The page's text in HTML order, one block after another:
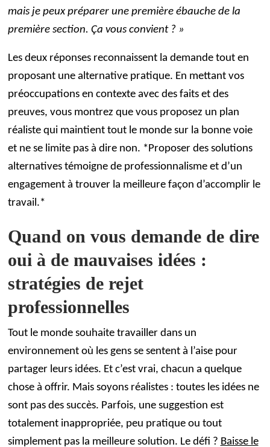
mais je peux préparer une première ébauche de la
première section. Ça vous convient ? »
Les deux réponses reconnaissent la demande tout en
proposant une alternative pratique. En mettant vos
préoccupations en contexte avec des faits et des
preuves, vous montrez que vous proposez un plan
réaliste qui maintient tout le monde sur la bonne voie
et ne se limite pas à dire non. *Proposer des solutions
alternatives témoigne de professionnalisme et d’un
engagement à trouver la meilleure façon d’accomplir le
travail.*
Quand on vous demande de dire
oui à de mauvaises idées :
stratégies de rejet
professionnelles
Tout le monde souhaite travailler dans un
environnement où les gens se sentent à l’aise pour
partager leurs idées. Et c’est vrai, chacun a quelque
chose à offrir. Mais soyons réalistes : toutes les idées ne
sont pas des succès. Parfois, une suggestion est
totalement inappropriée, peu pratique ou tout
simplement pas la meilleure solution. Le défi ? Baisse le